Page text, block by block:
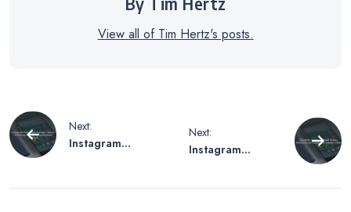
View all of Tim Hertz's posts.
Beitragsnavigation
Next:
Instagram
Next:
Instagram